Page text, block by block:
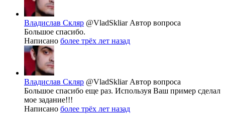
Владислав Скляр @VladSkliar Автор вопроса
Большое спасибо.
Написано более трёх лет назад
Владислав Скляр @VladSkliar Автор вопроса
Большое спасибо еще раз. Используя Ваш пример сделал
мое задание!!!
Написано более трёх лет назад